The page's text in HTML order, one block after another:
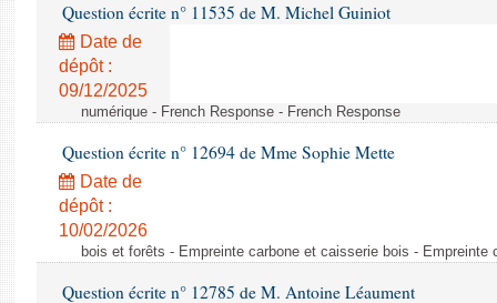
Question écrite n° 11535 de M. Michel Guiniot
Date de
dépôt :
09/12/2025
numérique - French Response - French Response
Question écrite n° 12694 de Mme Sophie Mette
Date de
dépôt :
10/02/2026
bois et forêts - Empreinte carbone et caisserie bois - Empreinte
Question écrite n° 12785 de M. Antoine Léaument